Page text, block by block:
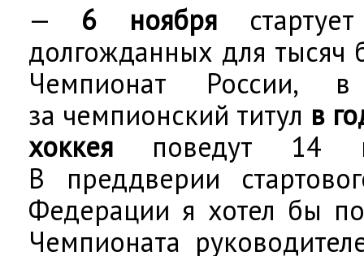
— 6 ноября
долгожданных для тысяч
Чемпионат России,
за чемпионский титул в
хоккея поведут 14
В преддверии
Федерации я хотел бы
Чемпионата